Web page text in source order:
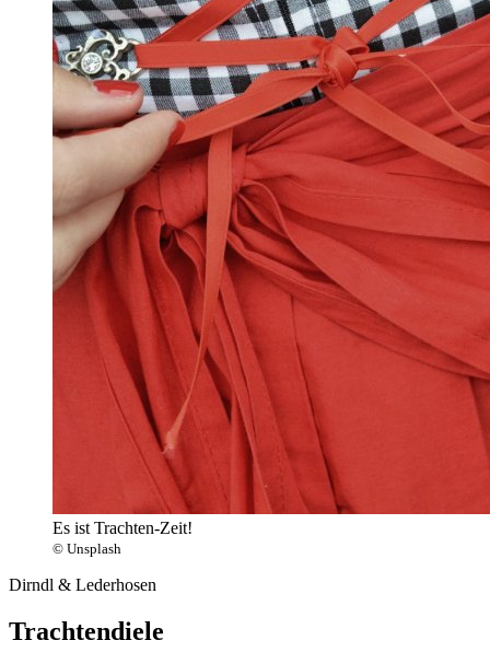
Es ist Trachten-Zeit!
© Unsplash
Dirndl & Lederhosen
Trachtendiele